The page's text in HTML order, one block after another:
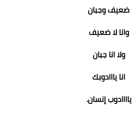
ضعيف وجبان
وانا لا ضعيف
ولا انا جبان
انا يااادوبك
ياااادوب إنسان.